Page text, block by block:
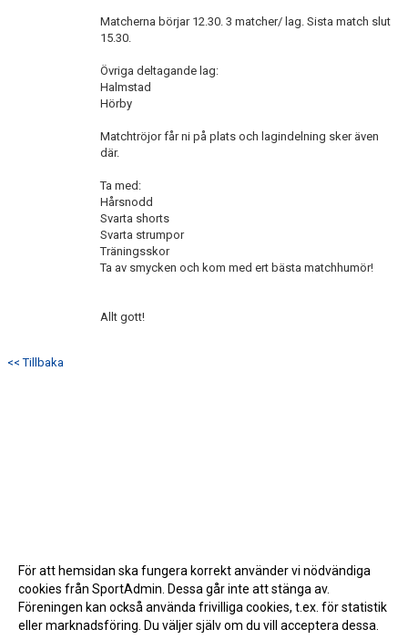
Matcherna börjar 12.30. 3 matcher/ lag. Sista match slut
15.30.
Övriga deltagande lag:
Halmstad
Hörby
Matchtröjor får ni på plats och lagindelning sker även
där.
Ta med:
Hårsnodd
Svarta shorts
Svarta strumpor
Träningsskor
Ta av smycken och kom med ert bästa matchhumör!
Allt gott!
<< Tillbaka
För att hemsidan ska fungera korrekt använder vi nödvändiga
cookies från SportAdmin. Dessa går inte att stänga av.
Föreningen kan också använda frivilliga cookies, t.ex. för statistik
eller marknadsföring. Du väljer själv om du vill acceptera dessa.